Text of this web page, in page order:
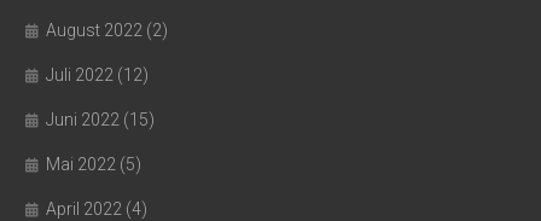
August 2022 (2)
Juli 2022 (12)
Juni 2022 (15)
Mai 2022 (5)
April 2022 (4)